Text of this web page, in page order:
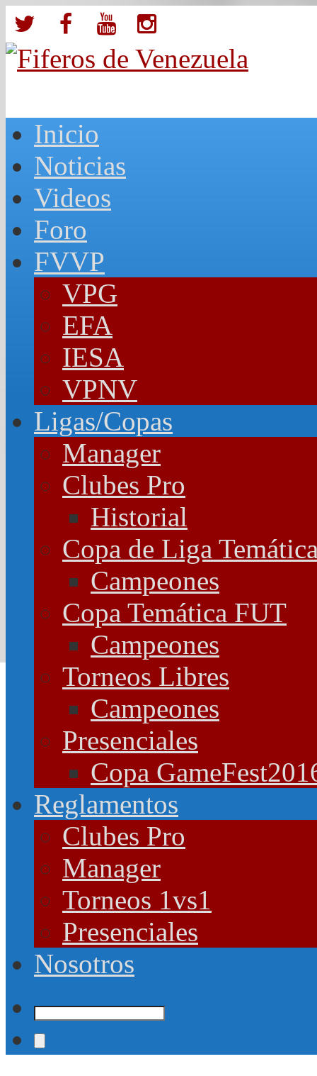
Inicio
Noticias
Videos
Foro
FVVP
VPG
EFA
IESA
VPNV
Ligas/Copas
Manager
Clubes Pro
Historial
Copa de Liga
Campeones
Copa Temática FUT
Campeones
Torneos Libres
Campeones
Presenciales
Copa
Reglamentos
Clubes Pro
Manager
Torneos 1vs1
Presenciales
Nosotros